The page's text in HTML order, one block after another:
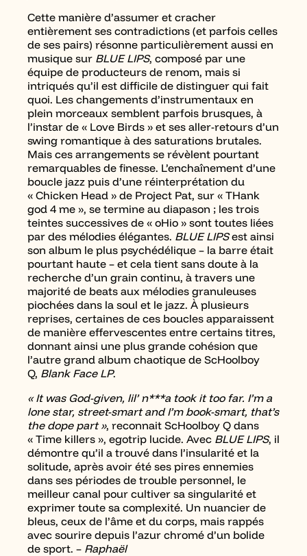
Cette manière d’assumer et cracher
entièrement ses contradictions (et parfois celles
de ses pairs) résonne particulièrement aussi en
musique sur BLUE LIPS, composé par une
équipe de producteurs de renom, mais si
intriqués qu’il est difficile de distinguer qui fait
quoi. Les changements d’instrumentaux en
plein morceaux semblent parfois brusques, à
l’instar de « Love Birds » et ses aller-retours d’un
swing romantique à des saturations brutales.
Mais ces arrangements se révèlent pourtant
remarquables de finesse. L’enchaînement d’une
boucle jazz puis d’une réinterprétation du
« Chicken Head » de Project Pat, sur « THank
god 4 me », se termine au diapason ; les trois
teintes successives de « oHio » sont toutes liées
par des mélodies élégantes. BLUE LIPSest ainsi
son album le plus psychédélique – la barre était
pourtant haute – et cela tient sans doute à la
recherche d’un grain continu, à travers une
majorité de beats aux mélodies granuleuses
piochées dans la soul et le jazz. À plusieurs
reprises, certaines de ces boucles apparaissent
de manière effervescentes entre certains titres,
donnant ainsi une plus grande cohésion que
l’autre grand album chaotique de ScHoolboy
Q, Blank Face LP.
« It was God-given, lil’ n***a took it too far. I’m a
lone star, street-smart and I’m book-smart, that’s
the dope part », reconnait ScHoolboy Q dans
« Time killers », egotrip lucide. Avec BLUE LIPS, il
démontre qu’il a trouvé dans l’insularité et la
solitude, après avoir été ses pires ennemies
dans ses périodes de trouble personnel, le
meilleur canal pour cultiver sa singularité et
exprimer toute sa complexité. Un nuancier de
bleus, ceux de l’âme et du corps, mais rappés
avec sourire depuis l’azur chromé d’un bolide
de sport. – Raphaël